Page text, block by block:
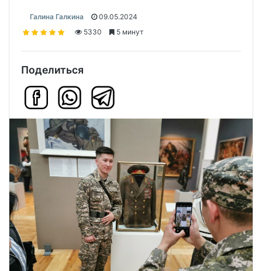
Галина Галкина
09.05.2024
5330
5 минут
Поделиться